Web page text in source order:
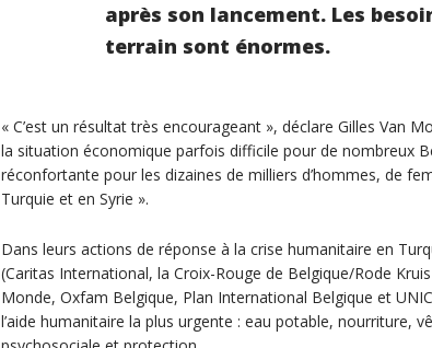
après son lancement. Les
terrain sont énormes.
« C’est un résultat très encourageant », déclare Gilles Van
la situation économique parfois difficile pour de nombreux
réconfortante pour les dizaines de milliers d’hommes, de
Turquie et en Syrie ».
Dans leurs actions de réponse à la crise humanitaire en
(Caritas International, la Croix-Rouge de Belgique/Rode
Monde, Oxfam Belgique, Plan International Belgique et
l’aide humanitaire la plus urgente : eau potable, nourriture,